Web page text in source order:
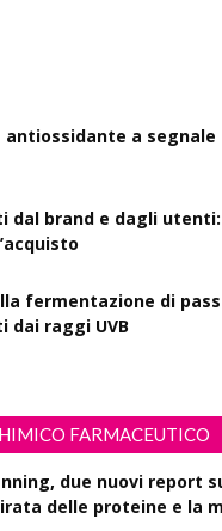
antiossidante a
dal brand e dagli
fermentazione di
raggi UVB
FARMACEUTICO
due nuovi report
delle proteine e la